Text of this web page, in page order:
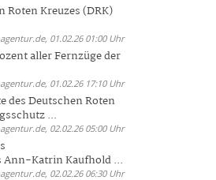
Roten Kreuzes (DRK)
01.02.26 01:00 Uhr
aller Fernzüge der
01.02.26 17:10 Uhr
des Deutschen Roten
...
02.02.26 05:00 Uhr
Ann-Katrin Kaufhold ...
02.02.26 06:30 Uhr